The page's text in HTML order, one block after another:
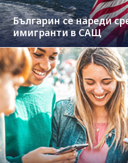
Българин се нареди
имигранти в САЩ